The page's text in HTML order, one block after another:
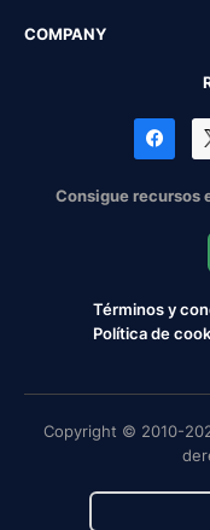
COMPANY
Consigue recursos
Términos y
Política de
Copyright © 2010-